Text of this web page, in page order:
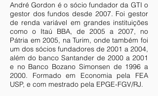
André Gordon é o sócio fundador da GTI o
gestor dos fundos desde 2007. Foi gestor
de renda variável em grandes instituições
como o Itaú BBA, de 2005 a 2007, no
Pátria em 2005, na Turim, onde também foi
um dos sócios fundadores de 2001 a 2004,
além do banco Santander de 2000 a 2001
e no Banco Bozano Simonsen de 1996 a
2000. Formado em Economia pela FEA
USP, e com mestrado pela EPGE-FGV/RJ.